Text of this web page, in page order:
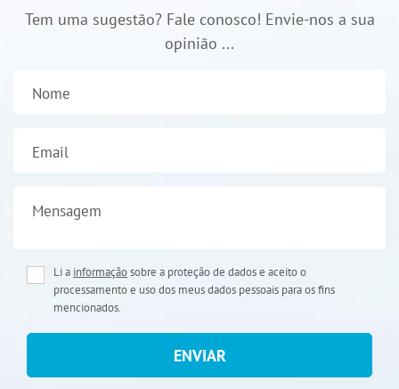
Tem uma sugestão? Fale conosco! Envie-nos a sua
opinião ...
Nome
Email
Mensagem
Li a informaçãosobre a proteção de dados e aceito o
processamento e uso dos meus dados pessoais para os fins
mencionados.
ENVIAR